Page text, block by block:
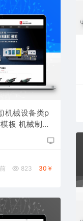
机械设备类p
板 机械制造
823 30￥